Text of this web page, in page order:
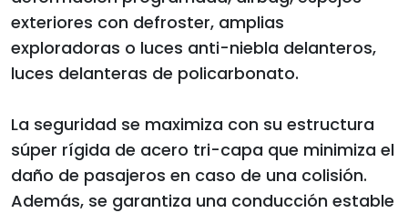
exteriores con defroster, amplias
exploradoras o luces anti-niebla delanteros,
luces delanteras de policarbonato.
La seguridad se maximiza con su estructura
súper rígida de acero tri-capa que minimiza el
daño de pasajeros en caso de una colisión.
Además, se garantiza una conducción estable